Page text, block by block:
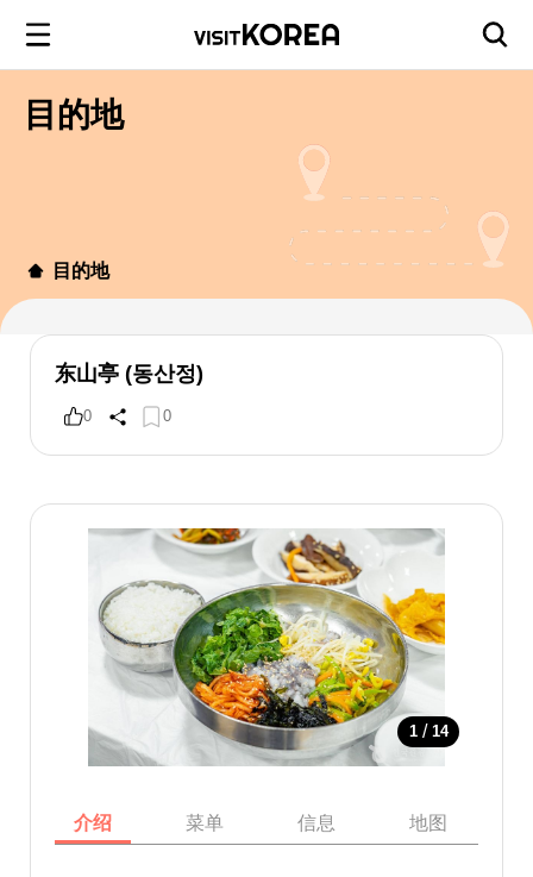
目的地
目的地
东山亭 (동산정)
0 0
1 / 14
介绍 菜单 信息 地图